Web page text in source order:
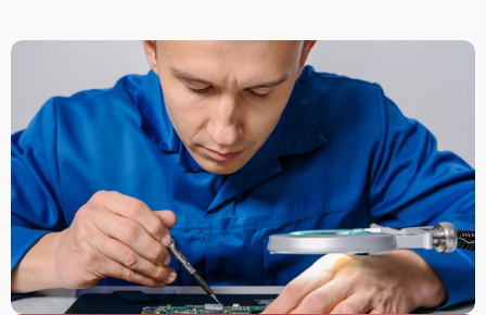
Привезти устройство в ближайший центр или
передать аппарат курьеру службы доставки,
дождаться результатов диагностики и принять
решение.
Дождаться оповещения о готовности и забрать
устройство самостоятельно или воспользоваться
курьерской доставкой.
При необходимости клиент может воспользоваться услугой
вызова мастера для проведения диагностики и ремонта в
желаемом месте и удобное время.
Какие предоставляются